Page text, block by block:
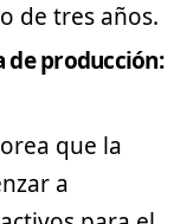
de tres años.
de producción:
que la
a